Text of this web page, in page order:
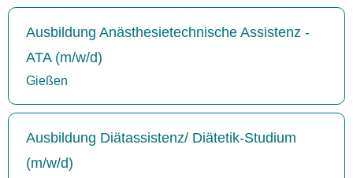
Ausbildung Anästhesietechnische Assistenz -
ATA (m/w/d)
Gießen
Ausbildung Diätassistenz/ Diätetik-Studium
(m/w/d)